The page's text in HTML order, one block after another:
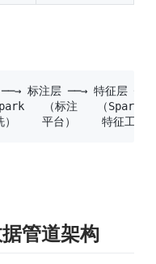
标注层 ──→ 特征层
Spark   （标注   （Spark
平台）    特征工程
管道架构